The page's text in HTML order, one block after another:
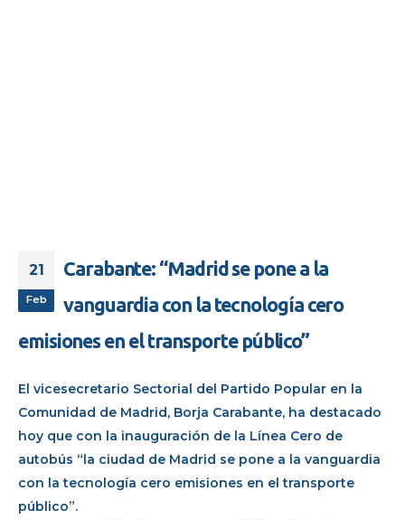
21
Feb
Carabante: “Madrid se pone a la
vanguardia con la tecnología cero
emisiones en el transporte público”
El vicesecretario Sectorial del Partido Popular en la
Comunidad de Madrid, Borja Carabante, ha destacado
hoy que con la inauguración de la Línea Cero de
autobús “la ciudad de Madrid se pone a la vanguardia
con la tecnología cero emisiones en el transporte
público”.